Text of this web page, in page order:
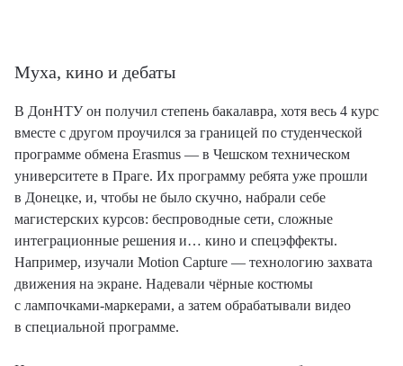
Муха, кино и дебаты
В ДонНТУ он получил степень бакалавра, хотя весь 4 курс
вместе с другом проучился за границей по студенческой
программе обмена Erasmus — в Чешском техническом
университете в Праге. Их программу ребята уже прошли
в Донецке, и, чтобы не было скучно, набрали себе
магистерских курсов: беспроводные сети, сложные
интеграционные решения и… кино и спецэффекты.
Например, изучали Motion Capture — технологию захвата
движения на экране. Надевали чёрные костюмы
с лампочками-маркерами, а затем обрабатывали видео
в специальной программе.